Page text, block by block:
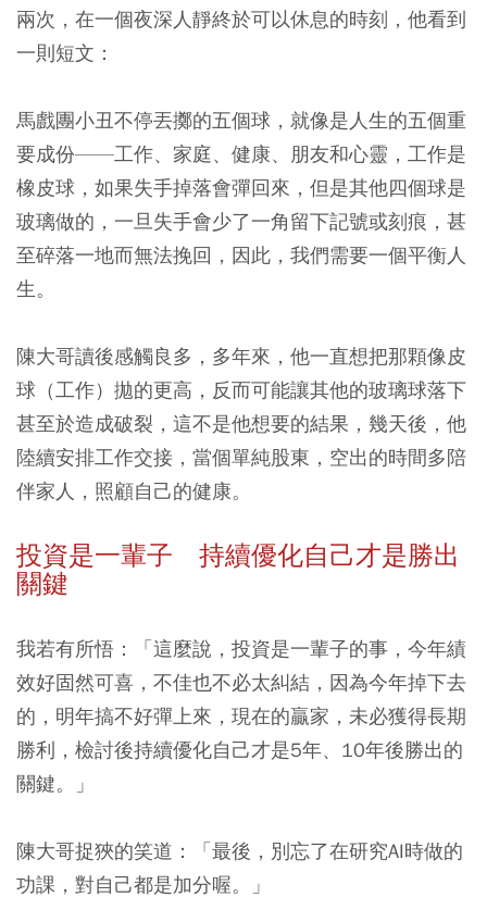
兩次，在一個夜深人靜終於可以休息的時刻，他看到
一則短文：
馬戲團小丑不停丟擲的五個球，就像是人生的五個重
要成份——工作、家庭、健康、朋友和心靈，工作是
橡皮球，如果失手掉落會彈回來，但是其他四個球是
玻璃做的，一旦失手會少了一角留下記號或刻痕，甚
至碎落一地而無法挽回，因此，我們需要一個平衡人
生。
陳大哥讀後感觸良多，多年來，他一直想把那顆像皮
球（工作）拋的更高，反而可能讓其他的玻璃球落下
甚至於造成破裂，這不是他想要的結果，幾天後，他
陸續安排工作交接，當個單純股東，空出的時間多陪
伴家人，照顧自己的健康。
投資是一輩子 持續優化自己才是勝出
關鍵
我若有所悟：「這麼說，投資是一輩子的事，今年績
效好固然可喜，不佳也不必太糾結，因為今年掉下去
的，明年搞不好彈上來，現在的贏家，未必獲得長期
勝利，檢討後持續優化自己才是5年、10年後勝出的
關鍵。」
陳大哥捉狹的笑道：「最後，別忘了在研究AI時做的
功課，對自己都是加分喔。」